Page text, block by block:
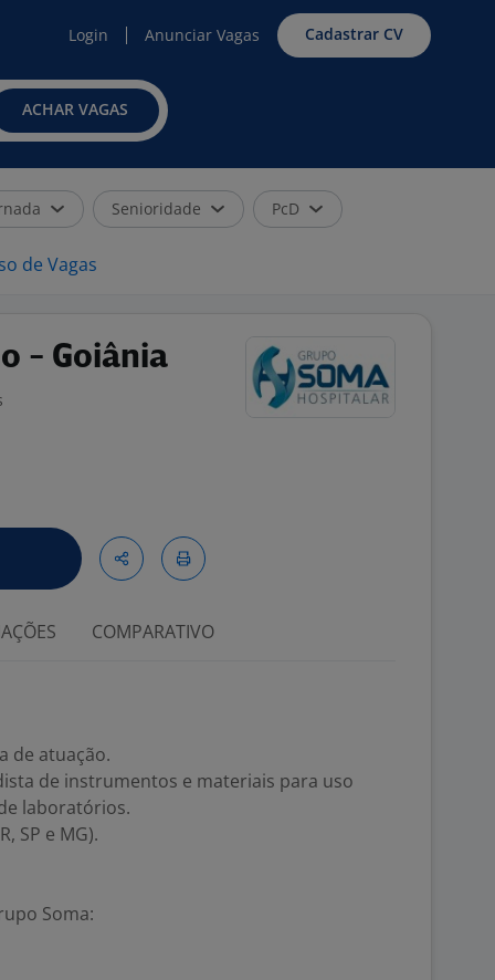
Login Anunciar Vagas Cadastrar CV
ACHAR VAGAS
Senioridade PcD
de Vagas
- Goiânia
COMPARATIVO
de atuação.
de instrumentos e materiais para uso
laboratórios.
SP e MG).
Soma: